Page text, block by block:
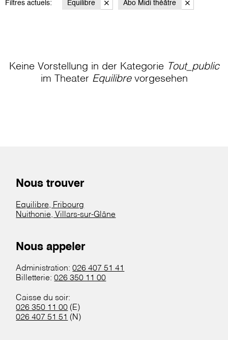
Filtres actuels: Equilibre Abo Midi théâtre
Keine Vorstellung in der Kategorie Tout_public
im Theater Equilibrevorgesehen
Nous trouver
Equilibre, Fribourg
Nuithonie, Villars-sur-Glâne
Nous appeler
Administration:026 407 51 41
Billetterie:026 350 11 00
Caisse du soir:
026 350 11 00 (E)
026 407 51 51 (N)